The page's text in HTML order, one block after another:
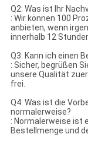
Q2: Was ist Ihr
: Wir können 100
anbieten, wenn
innerhalb 12
Q3: Kann ich einen
: Sicher, begrüßen
unsere Qualität
frei.
Q4: Was ist die
normalerweise?
: Normalerweise ist
Bestellmenge und